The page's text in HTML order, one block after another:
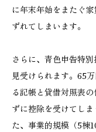
に年末年始をまたぐ
ずれてしまいます。
さらに、青色申告特
見受けられます。65
る記帳と貸借対照表
ずに控除を受けてし
た、事業的規模（5棟